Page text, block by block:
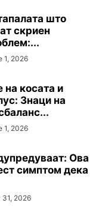
што
скриен
1, 2026
косата и
Знаци на
1, 2026
Ова
симптом дека
31, 2026